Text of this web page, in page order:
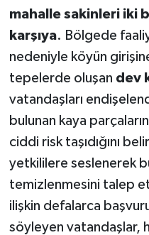
mahalle sakinleri iki
karşıya. Bölgede
nedeniyle köyün
tepelerde oluşan dev
vatandaşları
bulunan kaya
ciddi risk taşıdığını
yetkililere seslenerek
temizlenmesini talep
ilişkin defalarca
söyleyen vatandaşlar,